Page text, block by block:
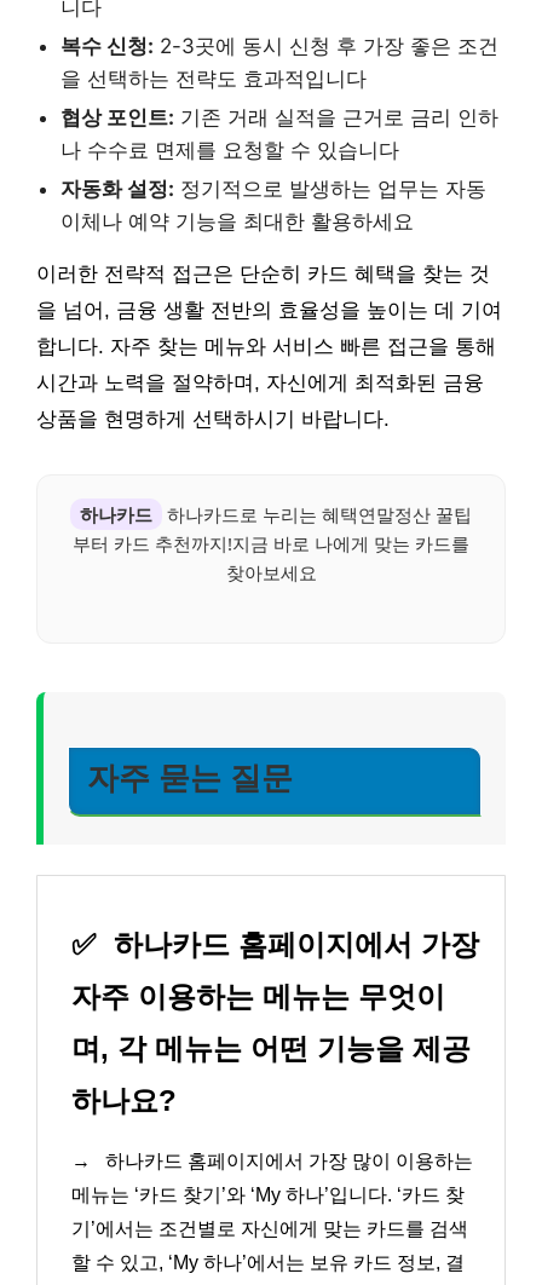
니다
복수 신청: 2-3곳에 동시 신청 후 가장 좋은 조건
을 선택하는 전략도 효과적입니다
협상 포인트: 기존 거래 실적을 근거로 금리 인하
나 수수료 면제를 요청할 수 있습니다
자동화 설정: 정기적으로 발생하는 업무는 자동
이체나 예약 기능을 최대한 활용하세요
이러한 전략적 접근은 단순히 카드 혜택을 찾는 것
을 넘어, 금융 생활 전반의 효율성을 높이는 데 기여
합니다. 자주 찾는 메뉴와 서비스 빠른 접근을 통해
시간과 노력을 절약하며, 자신에게 최적화된 금융
상품을 현명하게 선택하시기 바랍니다.
하나카드 하나카드로 누리는 혜택연말정산 꿀팁
부터 카드 추천까지!지금 바로 나에게 맞는 카드를
찾아보세요
자주 묻는 질문
✅ 하나카드 홈페이지에서 가장
자주 이용하는 메뉴는 무엇이
며, 각 메뉴는 어떤 기능을 제공
하나요?
→
하나카드 홈페이지에서 가장 많이 이용하는
메뉴는 ‘카드 찾기’와 ‘My 하나’입니다. ‘카드 찾
기’에서는 조건별로 자신에게 맞는 카드를 검색
할 수 있고, ‘My 하나’에서는 보유 카드 정보, 결